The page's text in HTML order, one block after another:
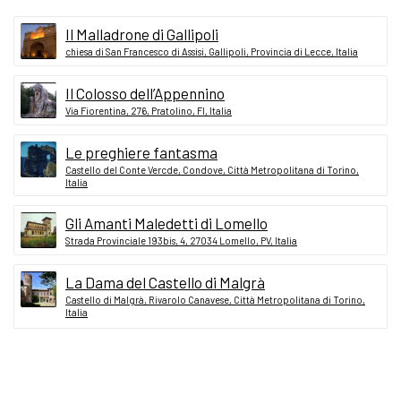
Il Malladrone di Gallipoli
chiesa di San Francesco di Assisi, Gallipoli, Provincia di Lecce, Italia
Il Colosso dell’Appennino
Via Fiorentina, 276, Pratolino, FI, Italia
Le preghiere fantasma
Castello del Conte Vercde, Condove, Città Metropolitana di Torino,
Italia
Gli Amanti Maledetti di Lomello
Strada Provinciale 193bis, 4, 27034 Lomello, PV, Italia
La Dama del Castello di Malgrà
Castello di Malgrà, Rivarolo Canavese, Città Metropolitana di Torino,
Italia